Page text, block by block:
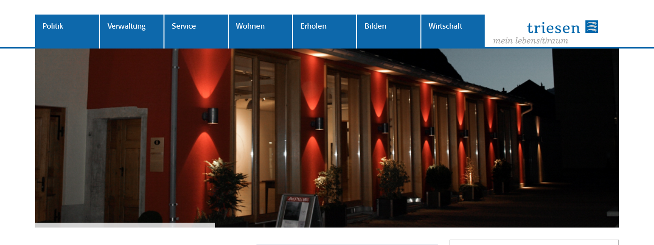
Politik Verwaltung Service Wohnen Erholen Bilden Wirtschaft